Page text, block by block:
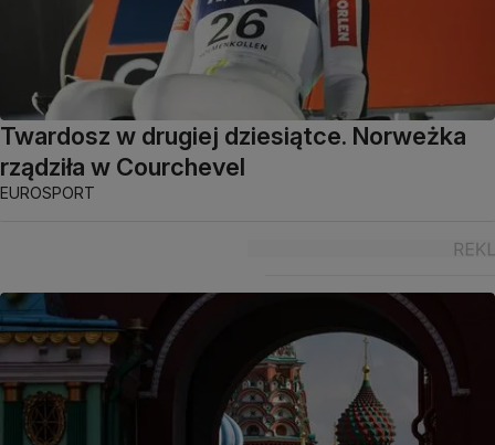
Twardosz w drugiej dziesiątce. Norweżka
rządziła w Courchevel
EUROSPORT